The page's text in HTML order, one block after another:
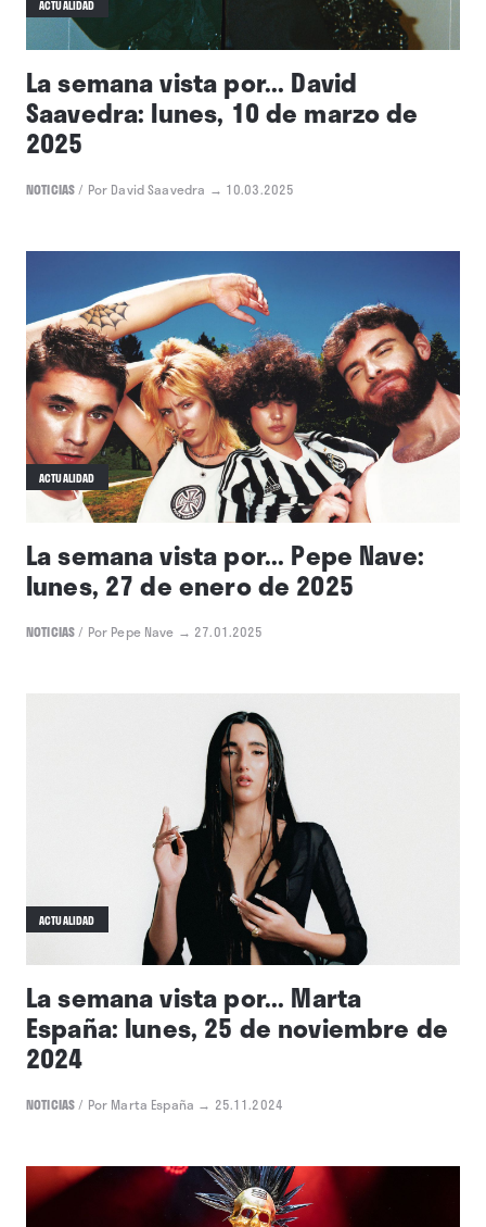
ACTUALIDAD
La semana vista por... David
Saavedra: lunes, 10 de marzo de
2025
NOTICIAS/ Por David Saavedra → 10.03.2025
ACTUALIDAD
La semana vista por... Pepe Nave:
lunes, 27 de enero de 2025
NOTICIAS/ Por Pepe Nave → 27.01.2025
ACTUALIDAD
La semana vista por... Marta
España: lunes, 25 de noviembre de
2024
NOTICIAS/ Por Marta España → 25.11.2024